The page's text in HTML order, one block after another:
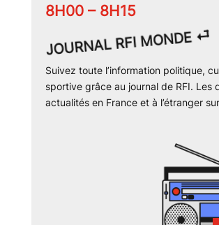
8H00 – 8H15
JOURNAL RFI MONDE ⏎
Suivez toute l’information politique,
sportive grâce au journal de RFI. Les
actualités en France et à l’étranger sur